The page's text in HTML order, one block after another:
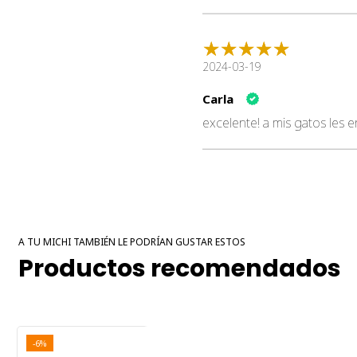
2024-03-19
Carla
excelente! a mis gatos les
A TU MICHI TAMBIÉN LE PODRÍAN GUSTAR ESTOS
Productos recomendados
-6%